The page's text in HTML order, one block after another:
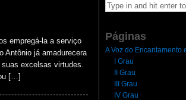
empregá-la a serviço
Antônio já amadurecera
excelsas virtudes.
[…]
Páginas
A Voz do Encantamento
I Grau
II Grau
III Grau
IV Grau